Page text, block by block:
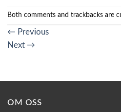
Both comments and trackbacks are
← Previous
Next →
OM OSS